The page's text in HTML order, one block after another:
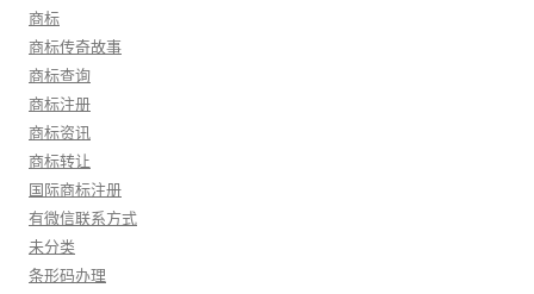
商标
商标传奇故事
商标查询
商标注册
商标资讯
商标转让
国际商标注册
有微信联系方式
未分类
条形码办理